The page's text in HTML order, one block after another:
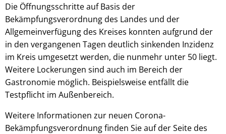
Die Öffnungsschritte auf Basis der
Bekämpfungsverordnung des Landes und der
Allgemeinverfügung des Kreises konnten aufgrund der
in den vergangenen Tagen deutlich sinkenden Inzidenz
im Kreis umgesetzt werden, die nunmehr unter 50 liegt.
Weitere Lockerungen sind auch im Bereich der
Gastronomie möglich. Beispielsweise entfällt die
Testpflicht im Außenbereich.
Weitere Informationen zur neuen Corona-
Bekämpfungsverordnung finden Sie auf der Seite des